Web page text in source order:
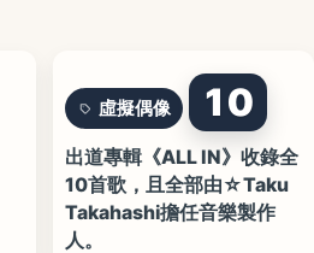
虛擬偶像 10
出道專輯《ALL IN》收錄全
10首歌，且全部由☆Taku
Takahashi擔任音樂製作
人。